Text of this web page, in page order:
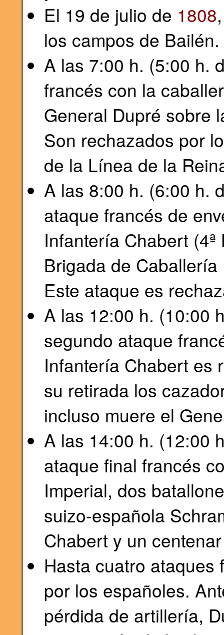
El 19 de julio de 1808
los campos de Bailén.
A las 7:00 h. (5:00 h.
francés con la
General Dupré sobre
Son rechazados por
de la Línea de la
A las 8:00 h. (6:00 h.
ataque francés de
Infantería Chabert
Brigada de
Este ataque es
A las 12:00 h. (10:00
segundo ataque
Infantería Chabert es
su retirada los
incluso muere el
A las 14:00 h. (12:00
ataque final francés
Imperial, dos
suizo-española
Chabert y un
Hasta cuatro
por los españoles.
pérdida de artillería,